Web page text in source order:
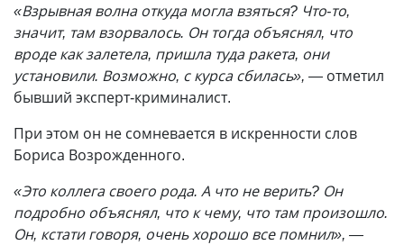
«Взрывная волна откуда могла взяться? Что-то,
значит, там взорвалось. Он тогда объяснял, что
вроде как залетела, пришла туда ракета, они
установили. Возможно, с курса сбилась», — отметил
бывший эксперт-криминалист.
При этом он не сомневается в искренности слов
Бориса Возрожденного.
«Это коллега своего рода. А что не верить? Он
подробно объяснял, что к чему, что там произошло.
Он, кстати говоря, очень хорошо все помнил», —